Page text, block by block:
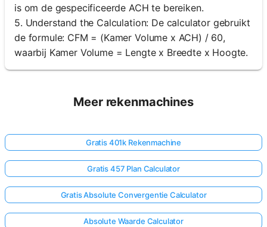
is om de gespecificeerde ACH te bereiken.
5. Understand the Calculation: De calculator gebruikt
de formule: CFM = (Kamer Volume x ACH) / 60,
waarbij Kamer Volume = Lengte x Breedte x Hoogte.
Meer rekenmachines
Gratis 401k Rekenmachine
Gratis 457 Plan Calculator
Gratis Absolute Convergentie Calculator
Absolute Waarde Calculator